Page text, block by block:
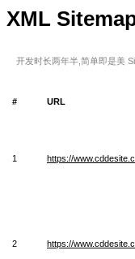
XML
开发时长两年半,简单即是美
# URL
1 https://
2 https://